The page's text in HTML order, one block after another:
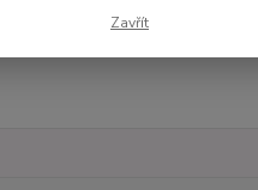
Zavřít